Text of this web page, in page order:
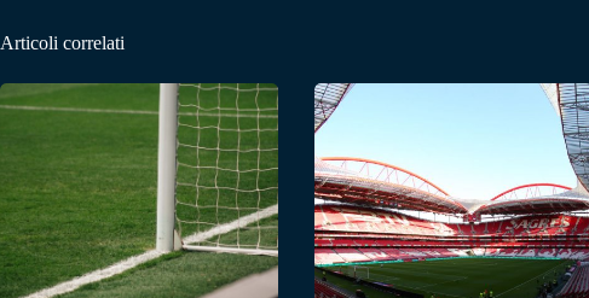
Articoli correlati